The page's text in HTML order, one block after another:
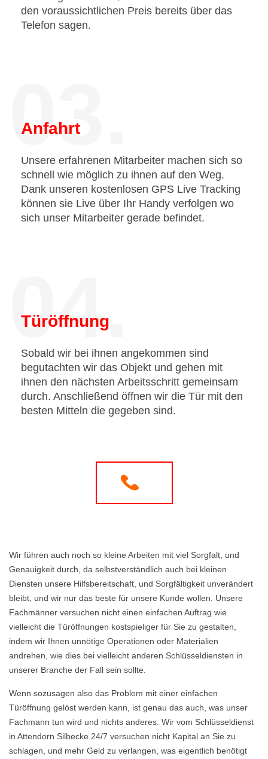
den voraussichtlichen Preis bereits über das
Telefon sagen.
03.
Anfahrt
Unsere erfahrenen Mitarbeiter machen sich so
schnell wie möglich zu ihnen auf den Weg.
Dank unseren kostenlosen GPS Live Tracking
können sie Live über Ihr Handy verfolgen wo
sich unser Mitarbeiter gerade befindet.
04.
Türöffnung
Sobald wir bei ihnen angekommen sind
begutachten wir das Objekt und gehen mit
ihnen den nächsten Arbeitsschritt gemeinsam
durch. Anschließend öffnen wir die Tür mit den
besten Mitteln die gegeben sind.
Wir führen auch noch so kleine Arbeiten mit viel Sorgfalt, und
Genauigkeit durch, da selbstverständlich auch bei kleinen
Diensten unsere Hilfsbereitschaft, und Sorgfältigkeit unverändert
bleibt, und wir nur das beste für unsere Kunde wollen. Unsere
Fachmänner versuchen nicht einen einfachen Auftrag wie
vielleicht die Türöffnungen kostspieliger für Sie zu gestalten,
indem wir Ihnen unnötige Operationen oder Materialien
andrehen, wie dies bei vielleicht anderen Schlüsseldiensten in
unserer Branche der Fall sein sollte.
Wenn sozusagen also das Problem mit einer einfachen
Türöffnung gelöst werden kann, ist genau das auch, was unser
Fachmann tun wird und nichts anderes. Wir vom Schlüsseldienst
in Attendorn Silbecke 24/7 versuchen nicht Kapital an Sie zu
schlagen, und mehr Geld zu verlangen, was eigentlich benötigt